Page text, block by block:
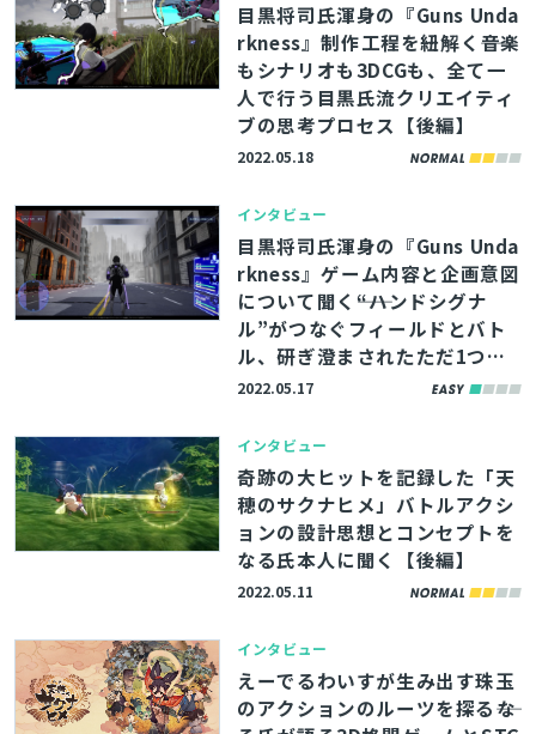
目黒将司氏渾身の『Guns Unda
rkness』制作工程を紐解く――音楽
もシナリオも3DCGも、全て一
人で行う目黒氏流クリエイティ
ブの思考プロセス【後編】
2022.05.18
インタビュー
目黒将司氏渾身の『Guns Unda
rkness』ゲーム内容と企画意図
について聞く――“ハンドシグナ
ル”がつなぐフィールドとバト
ル、研ぎ澄まされたただ1つの
コンセプトとは【前編】
2022.05.17
インタビュー
奇跡の大ヒットを記録した「天
穂のサクナヒメ」バトルアクシ
ョンの設計思想とコンセプトを
なる氏本人に聞く【後編】
2022.05.11
インタビュー
えーでるわいすが生み出す珠玉
のアクションのルーツを探る――な